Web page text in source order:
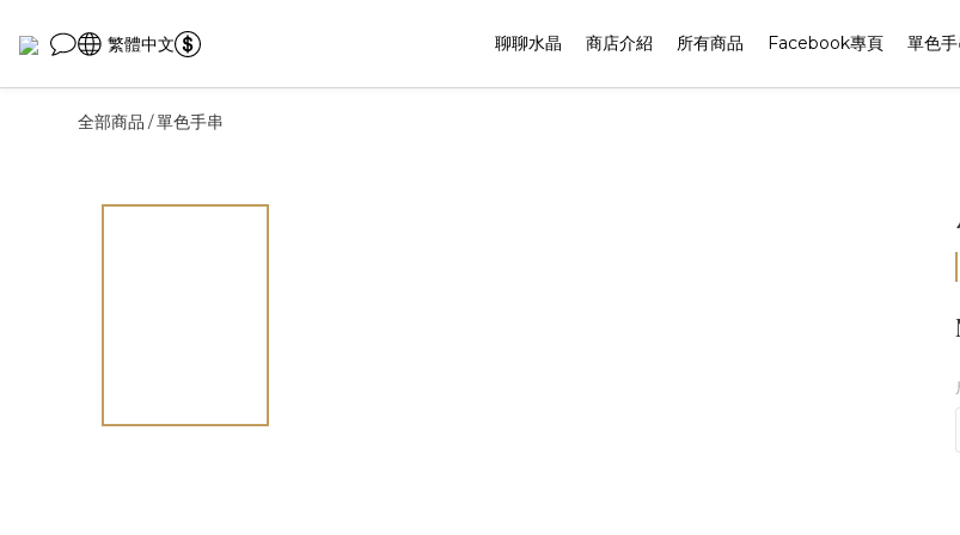
繁體中文 聊聊水晶 商店介紹 所有商品 Facebook專頁 單色
全部商品 /單色手串